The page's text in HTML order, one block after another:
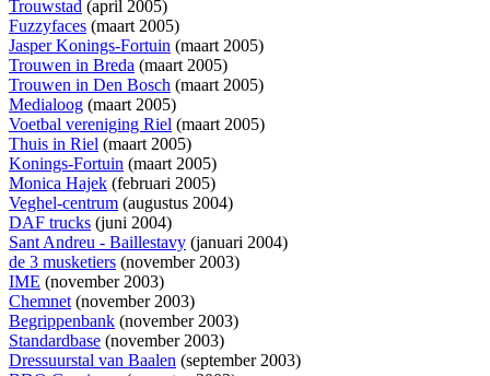
Trouwstad (april 2005)
Fuzzyfaces (maart 2005)
Jasper Konings-Fortuin (maart 2005)
Trouwen in Breda (maart 2005)
Trouwen in Den Bosch (maart 2005)
Medialoog (maart 2005)
Voetbal vereniging Riel (maart 2005)
Thuis in Riel (maart 2005)
Konings-Fortuin (maart 2005)
Monica Hajek (februari 2005)
Veghel-centrum (augustus 2004)
DAF trucks (juni 2004)
Sant Andreu - Baillestavy (januari 2004)
de 3 musketiers (november 2003)
IME (november 2003)
Chemnet(november 2003)
Begrippenbank (november 2003)
Standardbase (november 2003)
Dressuurstal van Baalen (september 2003)